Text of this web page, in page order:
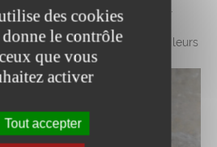
et parfois des petits poissons.
d’autres scolopacidés, ils ne
avec leurs becs pour repérer leurs
yeux.
des cookies
le contrôle
que vous
activer
Tout accepter